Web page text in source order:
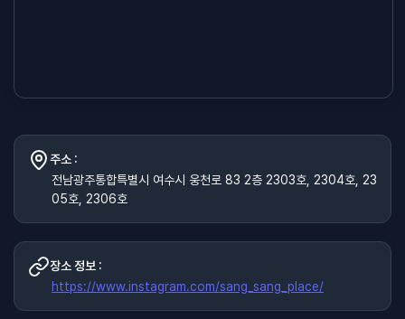
주소 :
전남광주통합특별시 여수시 웅천로 83 2층 2303호, 2304호, 23
05호, 2306호
장소 정보 :
https://www.instagram.com/sang_sang_place/